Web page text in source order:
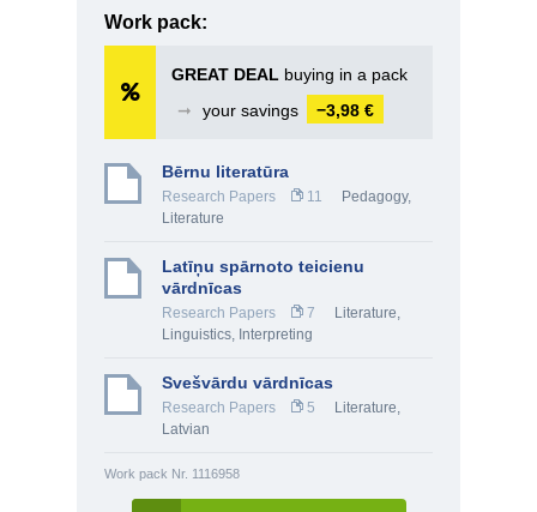
Work pack:
GREAT DEAL buying in a pack
➞
your savings −3,98 €
Bērnu literatūra
Research Papers 11 Pedagogy,
Literature
Latīņu spārnoto teicienu
vārdnīcas
Research Papers 7 Literature,
Linguistics, Interpreting
Svešvārdu vārdnīcas
Research Papers 5 Literature,
Latvian
Work pack Nr. 1116958